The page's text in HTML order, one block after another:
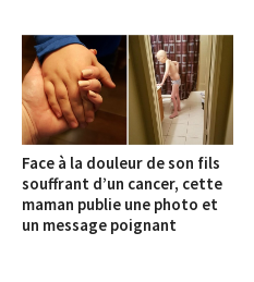
Face à la douleur de son fils
souffrant d’un cancer, cette
maman publie une photo et
un message poignant